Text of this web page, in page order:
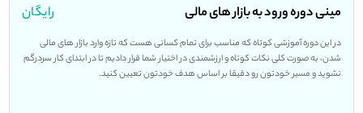
مینی دوره ورود به بازار های مالی رایگان
در این دوره آموزشی کوتاه که مناسب برای تمام کسانی هست که تازه وارد بازار های مالی
شدن، به صورت کلی نکات کوتاه و ارزشمندی در اختیار شما قرار دادیم تا در ابتدای کار سردرگم
نشوید و مسیر خودتون رو دقیقا بر اساس هدف خودتون تعیین کنید.